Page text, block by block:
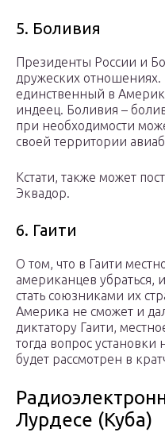
5. Боливия
Президенты России и
дружеских
единственный в
индеец. Боливия –
при необходимости
своей территории
Кстати, также может
Эквадор.
6. Гаити
О том, что в Гаити
американцев убраться,
стать союзниками их
Америка не сможет и
диктатору Гаити,
тогда вопрос установки
будет рассмотрен в
Лурдесе (Куба)